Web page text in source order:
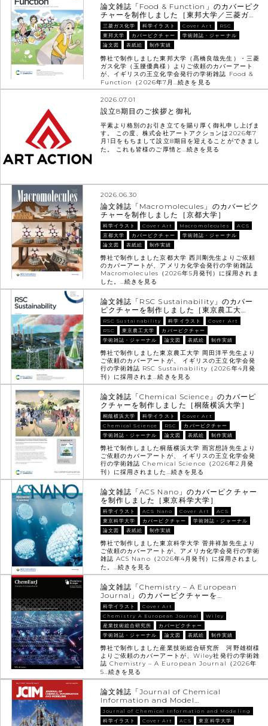
論文雑誌「Food & Function」のカバーピク
チャーを制作しました［東邦大学／三菱ガ…
三菱ガス化学 科学イラスト Cover Art
RSC
東邦大学
カバーピクチャー
学術雑誌・ジャーナル
論文図
表紙絵 制作実績
弊社で制作しました東邦大学（髙橋良哉先生）・三菱
ガス化学（玉腰優典様）よりご依頼のカバーアート
が、イギリスの王立化学会発行の学術雑誌 Food &
Function（2026年7月…続きを見る
2026.07.01
設立8期目のご挨拶と御礼
平素より格別のお引き立てを賜り厚く御礼申し上げま
す。 この度、株式会社アートアクションは2026年7
月1日をもちまして設立8期目を迎えることができまし
た。 これも皆様のご厚情と…続きを見る
2026.06.30
論文雑誌「Macromolecules」のカバーピク
チャーを制作しました［京都大学］
科学イラスト Cover Art Macromolecules
ACS
京都大学
カバーピクチャー
学術雑誌・ジャーナル
論文図
表紙絵 制作実績
弊社で制作しました京都大学 西川剛先生よりご依頼
のカバーアートが、アメリカ化学会発行の学術雑誌
Macromolecules（2026年5月発刊）に採用されま
した。…続きを見る
論文雑誌「RSC Sustainability」のカバー
ピクチャーを制作しました［東京農工大…
RSC Sustainability 科学イラスト
Cover Art
RSC
東京農工大学
カバーピクチャー
学術雑誌・ジャーナル
論文図 表紙絵 制作実績
弊社で制作しました東京農工大学 岡田洋平先生より
ご依頼のカバーアートが、 イギリスの王立化学会発
行の学術雑誌 RSC Sustainability（2026年4月発
刊）に採用されま…続きを見る
論文雑誌「Chemical Science」のカバーピ
クチャーを制作しました［桐蔭横浜大学］
桐蔭横浜大学 科学イラスト
Cover Art
Chemical Science
RSC
カバーピクチャー
学術雑誌・ジャーナル
論文図 表紙絵 制作実績
弊社で制作しました桐蔭横浜大学 雨宮想詩先生より
ご依頼のカバーアートが、 イギリスの王立化学会発
行の学術雑誌 Chemical Science（2026年2月発
刊）に採用されました…続きを見る
論文雑誌「ACS Nano」のカバーピクチャー
を制作しました［東京科学大学］
科学イラスト ACS Nano Cover Art
ACS
東京科学大学
カバーピクチャー
学術雑誌・ジャーナル
論文図
表紙絵 制作実績
弊社で制作しました東京科学大学 菅井祥加先生より
ご依頼のカバーアートが、アメリカ化学会発行の学術
雑誌 ACS Nano（2026年4月発刊）に採用されまし
た。…続きを見る
論文雑誌「Chemistry – A European
Journal」のカバーピクチャーを…
科学イラスト
Cover Art
Chemistry A European Journal
Wiley
産業技術総合研究所
カバーピクチャー
学術雑誌・ジャーナル
論文図 表紙絵 制作実績
弊社で制作しました産業技術総合研究所 河野雄樹様
よりご依頼のカバーアートが、Wiley社発行の学術雑
誌 Chemistry – A European Journal（2026年
5…続きを見る
論文雑誌「Journal of Chemical
Information and Model…
Journal of Chemical Information and Modeling
科学イラスト
Cover Art ACS 東京科学大学